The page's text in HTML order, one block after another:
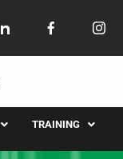
TRAINING